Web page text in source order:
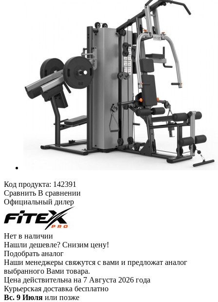
Код продукта: 142391
Сравнить В сравнении
Официальный дилер
Нет в наличии
Нашли дешевле? Снизим цену!
Подобрать аналог
Наши менеджеры свяжутся с вами и предложат аналог
выбранного Вами товара.
Цена действительна на 7 Августа 2026 года
Курьерская доставка бесплатно
Вс. 9 Июля или позже